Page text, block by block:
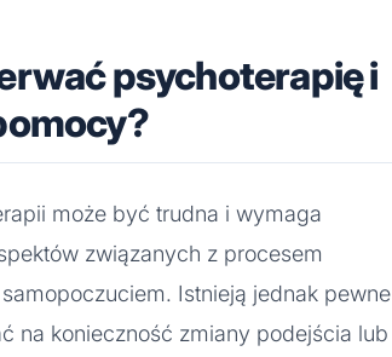
psychoterapię i
może być trudna i wymaga
związanych z procesem
Istnieją jednak pewne
na konieczność zmiany podejścia lub